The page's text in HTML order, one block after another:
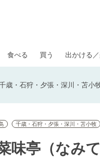
食べる 買う 出かける
歳・石狩・夕張・深川・苫小
千歳・石狩・夕張・深川・苫小牧
味亭（なみ